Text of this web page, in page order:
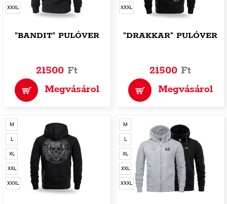
XXXL
"BANDIT" PULÓVER
21500 Ft
Megvásárol
XXXL
"DRAKKAR" PULÓVER
21500 Ft
Megvásárol
M
L
XL
XXL
XXXL
M
L
XL
XXL
XXXL